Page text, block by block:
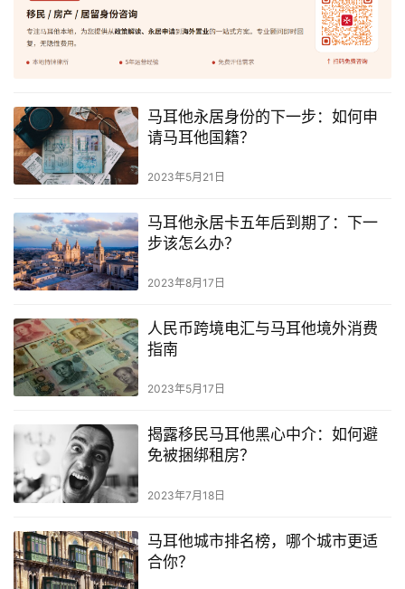
马耳他永居身份的下一步：如何申
请马耳他国籍？
2023年5月21日
马耳他永居卡五年后到期了：下一
步该怎么办？
2023年8月17日
人民币跨境电汇与马耳他境外消费
指南
2023年5月17日
揭露移民马耳他黑心中介：如何避
免被捆绑租房？
2023年7月18日
马耳他城市排名榜，哪个城市更适
合你？